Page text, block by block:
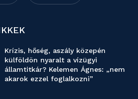
Krízis, hőség, aszály közepén
külföldön nyaralt a vízügyi
államtitkár? Kelemen Ágnes: „nem
akarok ezzel foglalkozni”